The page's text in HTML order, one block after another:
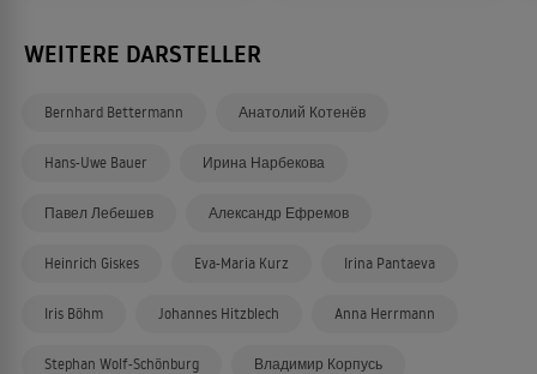
WEITERE DARSTELLER
Bernhard Bettermann Анатолий Котенёв
Hans-Uwe Bauer Ирина Нарбекова
Павел Лебешев Александр Ефремов
Heinrich Giskes Eva-Maria Kurz Irina Pantaeva
Iris Böhm Johannes Hitzblech Anna Herrmann
Stephan Wolf-Schönburg Владимир Корпусь